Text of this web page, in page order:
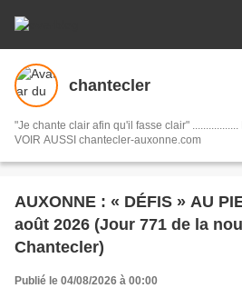
chantecler
"Je chante clair afin qu'il fasse clair"
VOIR AUSSI chantecler-auxonne.com
AUXONNE : « DÉFIS » AU
août 2026 (Jour 771 de la
Chantecler)
Publié le 04/08/2026 à 00:00